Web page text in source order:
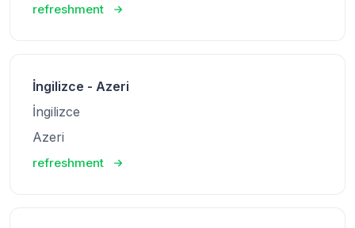
refreshment
İngilizce - Azeri
İngilizce
Azeri
refreshment